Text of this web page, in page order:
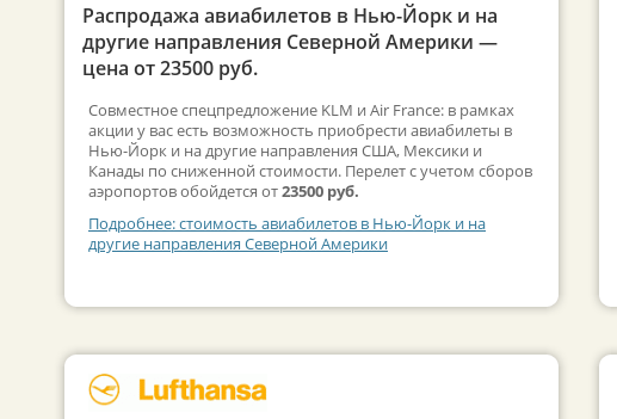
Распродажа авиабилетов в Нью-Йорк и на
другие направления Северной Америки —
цена от 23500 руб.
Совместное спецпредложение KLM и Air France: в рамках
акции у вас есть возможность приобрести авиабилеты в
Нью-Йорк и на другие направления США, Мексики и
Канады по сниженной стоимости. Перелет с учетом сборов
аэропортов обойдется от23500 руб.
Подробнее: стоимость авиабилетов в Нью-Йорк и на
другие направления Северной Америки